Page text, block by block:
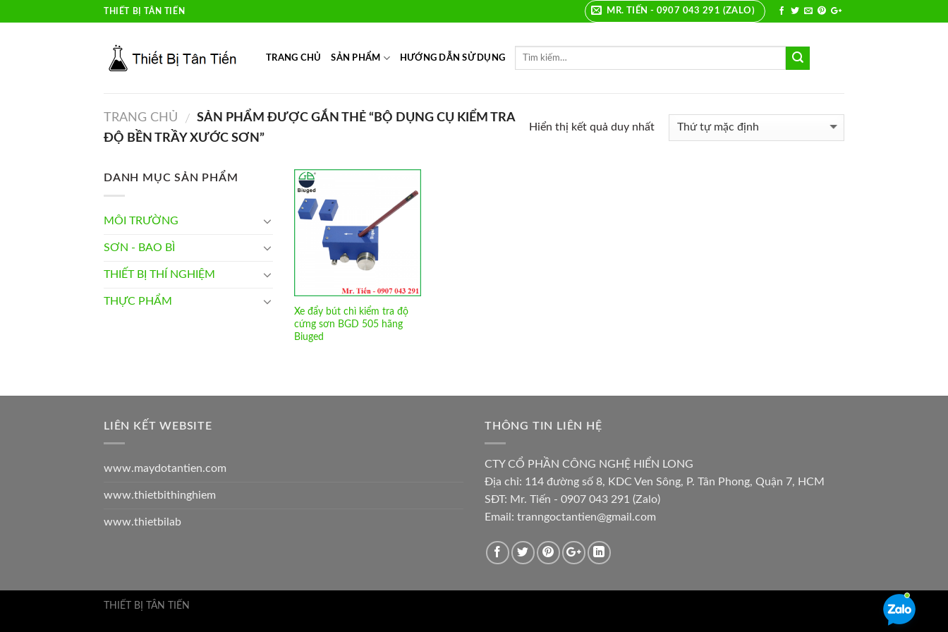
to
THIẾT BỊ TÂN TIẾN MR. TIẾN - 0907 043 291 (ZALO)
TRANG CHỦ SẢN PHẨM HƯỚNG DẪN SỬ DỤNG
TRANG CHỦ / SẢN PHẨM ĐƯỢC GẮN THẺ “BỘ DỤNG CỤ KIỂM TRA
ĐỘ BỀN TRẦY XƯỚC SƠN”
Hiển thị kết quả duy nhất
DANH MỤC SẢN PHẨM
MÔI TRƯỜNG
SƠN - BAO BÌ
THIẾT BỊ THÍ NGHIỆM
THỰC PHẨM
Add to
Wishlist
Xe đẩy bút chì kiểm tra độ
cứng sơn BGD 505 hãng
Biuged
LIÊN KẾT WEBSITE
www.maydotantien.com
www.thietbithinghiem
www.thietbilab
THÔNG TIN LIÊN HỆ
CTY CỔ PHẦN CÔNG NGHỆ HIỂN LONG
Địa chỉ: 114 đường số 8, KDC Ven Sông, P. Tân Phong, Quận 7, HCM
SĐT: Mr. Tiến - 0907 043 291 (Zalo)
Email: tranngoctantien@gmail.com
THIẾT BỊ TÂN TIẾN